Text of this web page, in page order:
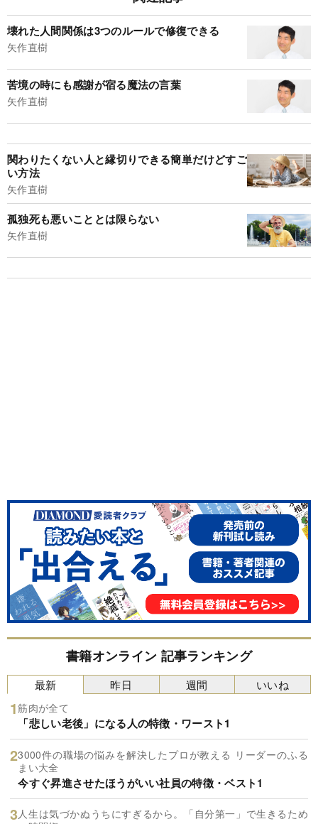
壊れた人間関係は3つのルールで修復できる
矢作直樹
苦境の時にも感謝が宿る魔法の言葉
矢作直樹
関わりたくない人と縁切りできる簡単だけどすご
い方法
矢作直樹
孤独死も悪いこととは限らない
矢作直樹
書籍オンライン 記事ランキング
最新
筋肉が全て
「悲しい老後」になる人の特徴・ワースト1
3000件の職場の悩みを解決したプロが教える リーダーのふる
まい大全
今すぐ昇進させたほうがいい社員の特徴・ベスト1
人生は気づかぬうちにすぎるから。「自分第一」で生きるため
昨日 週間 いいね